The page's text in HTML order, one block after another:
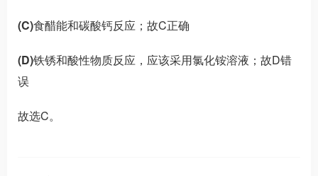
(C)食醋能和碳酸钙反应；故C正确
(D)铁锈和酸性物质反应，应该采用氯化铵溶液；故D错
误
故选C。